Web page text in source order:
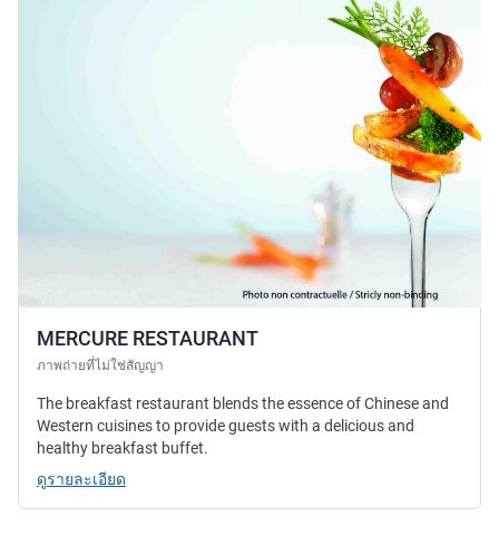
MERCURE RESTAURANT
ภาพถ่ายที่ไม่ใช่สัญญา
The breakfast restaurant blends the essence of Chinese and
Western cuisines to provide guests with a delicious and
healthy breakfast buffet.
ดูรายละเอียด